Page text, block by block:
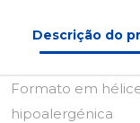
Descrição do
Formato em
hipoalergénica